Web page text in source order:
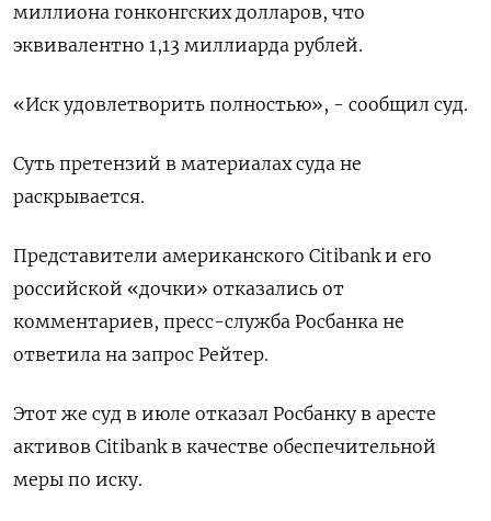
миллиона гонконгских долларов, что
эквивалентно 1,13 миллиарда рублей.
«Иск удовлетворить полностью», - сообщил суд.
Суть претензий в материалах суда не
раскрывается.
Представители американского Citibank и его
российской «дочки» отказались от
комментариев, пресс-служба Росбанка не
ответила на запрос Рейтер.
Этот же суд в июле отказал Росбанку в аресте
активов Citibank в качестве обеспечительной
меры по иску.